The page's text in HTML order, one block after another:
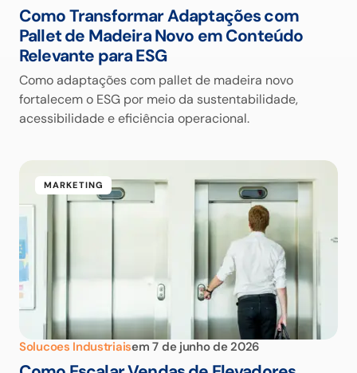
Como Transformar Adaptações com
Pallet de Madeira Novo em Conteúdo
Relevante para ESG
Como adaptações com pallet de madeira novo
fortalecem o ESG por meio da sustentabilidade,
acessibilidade e eficiência operacional.
MARKETING
Solucoes Industriaisem 7 de junho de 2026